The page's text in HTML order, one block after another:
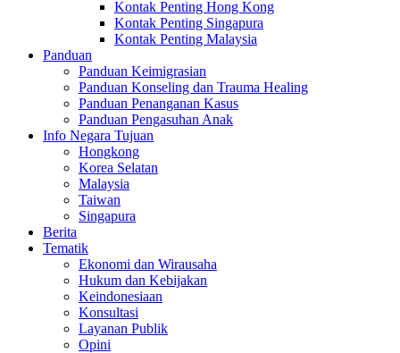
Kontak Penting Hong Kong
Kontak Penting Singapura
Kontak Penting Malaysia
Panduan
Panduan Keimigrasian
Panduan Konseling dan Trauma Healing
Panduan Penanganan Kasus
Panduan Pengasuhan Anak
Info Negara Tujuan
Hongkong
Korea Selatan
Malaysia
Taiwan
Singapura
Berita
Tematik
Ekonomi dan Wirausaha
Hukum dan Kebijakan
Keindonesiaan
Konsultasi
Layanan Publik
Opini